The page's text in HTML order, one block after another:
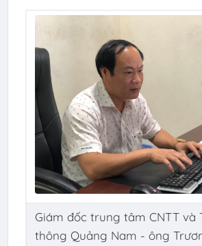
Giám đốc trung tâm CNTT và
thông Quảng Nam - ông